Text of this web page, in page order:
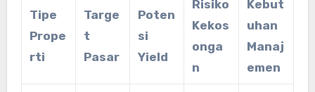
Tipe
Prope
rti
Targe
t
Pasar
Poten
si
Yield
Risiko
Kekos
onga
n
Kebut
uhan
Manaj
emen